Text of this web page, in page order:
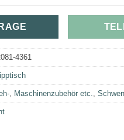
4361
Maschinenzubehör etc.